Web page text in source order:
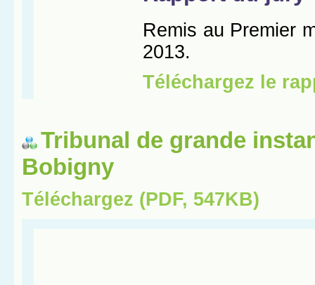
Tribunal de grande
Bobigny
Téléchargez (PDF, 547KB)